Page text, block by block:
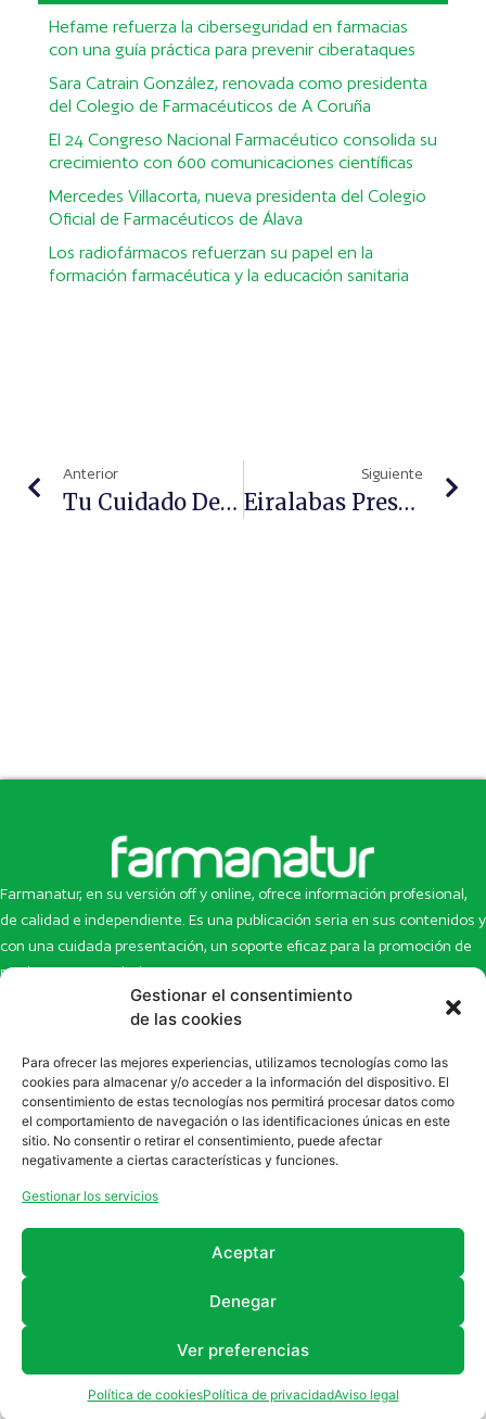
Gestionar el consentimiento
de las cookies
Para ofrecer las mejores experiencias, utilizamos tecnologías como las
cookies para almacenar y/o acceder a la información del dispositivo. El
consentimiento de estas tecnologías nos permitirá procesar datos como
el comportamiento de navegación o las identificaciones únicas en este
sitio. No consentir o retirar el consentimiento, puede afectar
negativamente a ciertas características y funciones.
Gestionar los servicios
Aceptar
Denegar
Ver preferencias
Política de cookiesPolítica de privacidadAviso legal
Hefame refuerza la ciberseguridad en farmacias
con una guía práctica para prevenir ciberataques
Sara Catrain González, renovada como presidenta
del Colegio de Farmacéuticos de A Coruña
El 24 Congreso Nacional Farmacéutico consolida su
crecimiento con 600 comunicaciones científicas
Mercedes Villacorta, nueva presidenta del Colegio
Oficial de Farmacéuticos de Álava
Los radiofármacos refuerzan su papel en la
formación farmacéutica y la educación sanitaria
Anterior
Tu Cuidado De Día Y De Noche HEALTHYAGING+
Siguiente
Eiralabas Presenta Tres Nuevas Fórmulas De Nutricosmética Veganas: CHANGE, Reduce Flash Y Daily Glow
Farmanatur, en su versión off y online, ofrece información profesional,
de calidad e independiente. Es una publicación seria en sus contenidos y
con una cuidada presentación, un soporte eficaz para la promoción de
productos y novedades.
Inicio
Newsletter
Eco Multimedia
Contacto
Artículos
Escaparate
Enlaces de interés
SUSCRÍBETE A NUESTRO NEWSLETTER
la sección deNewsletter
Revista Farmanatur